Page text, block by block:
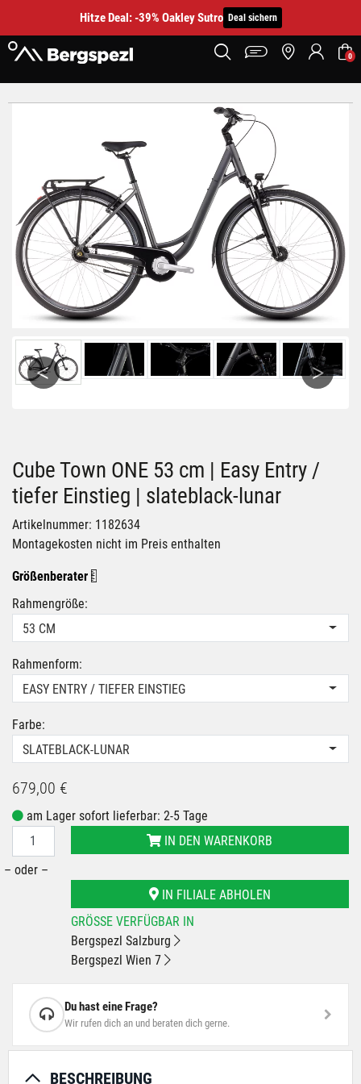
Hitze Deal: -39% Oakley Sutro Deal sichern
0
Cube Town ONE 53 cm | Easy Entry /
tiefer Einstieg | slateblack-lunar
Artikelnummer: 1182634
Montagekosten nicht im Preis enthalten
Größenberater
Rahmengröße:
53 CM
Rahmenform:
EASY ENTRY / TIEFER EINSTIEG
Farbe:
SLATEBLACK-LUNAR
679,00 €
am Lager sofort lieferbar: 2-5 Tage
IN DEN WARENKORB
– oder –
IN FILIALE ABHOLEN
GRÖSSE VERFÜGBAR IN
Bergspezl Salzburg
Bergspezl Wien 7
Du hast eine Frage?
Wir rufen dich an und beraten dich gerne.
BESCHREIBUNG